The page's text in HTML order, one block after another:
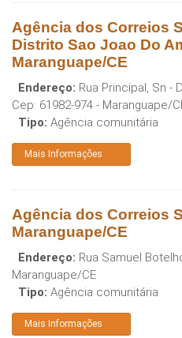
Agência dos Correios
Distrito Sao Joao Do
Maranguape/CE
Endereço: Rua Principal, Sn -
Cep: 61982-974 - Maranguape/
Tipo: Agência comunitária
Mais Informações
Agência dos Correios
Maranguape/CE
Endereço: Rua Samuel
Maranguape/CE
Tipo: Agência comunitária
Mais Informações